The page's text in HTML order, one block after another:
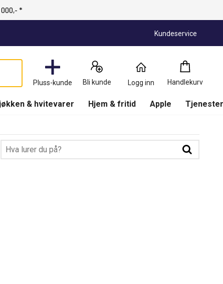
000,- *
Kundeservice
Pluss-kunde Bli kunde Logg inn Handlekurv
Handlekurv
0
Produkter
(
& hvitevarer Hjem & fritid Apple